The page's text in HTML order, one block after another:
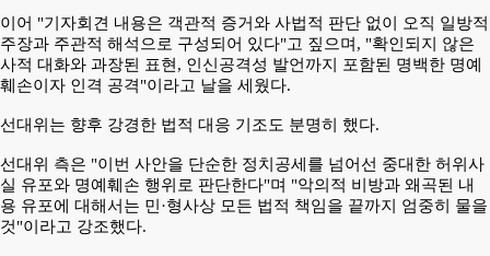
이어 "기자회견 내용은 객관적 증거와 사법적 판단 없이 오직 일방적
주장과 주관적 해석으로 구성되어 있다"고 짚으며, "확인되지 않은
사적 대화와 과장된 표현, 인신공격성 발언까지 포함된 명백한 명예
훼손이자 인격 공격"이라고 날을 세웠다.
선대위는 향후 강경한 법적 대응 기조도 분명히 했다.
선대위 측은 "이번 사안을 단순한 정치공세를 넘어선 중대한 허위사
실 유포와 명예훼손 행위로 판단한다"며 "악의적 비방과 왜곡된 내
용 유포에 대해서는 민·형사상 모든 법적 책임을 끝까지 엄중히 물을
것"이라고 강조했다.